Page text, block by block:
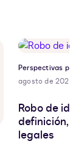
Perspectivas para
agosto de 2026
Robo de
definición,
legales